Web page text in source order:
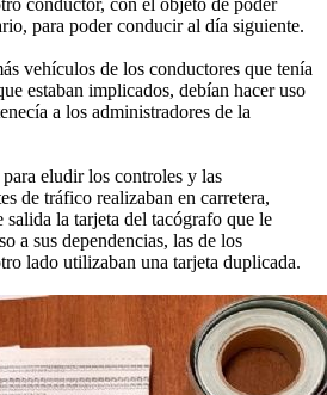
conductor, con el objeto de poder
para poder conducir al día siguiente.
vehículos de los conductores que tenía
estaban implicados, debían hacer uso
a los administradores de la
eludir los controles y las
de tráfico realizaban en carretera,
la tarjeta del tacógrafo que le
a sus dependencias, las de los
lado utilizaban una tarjeta duplicada.